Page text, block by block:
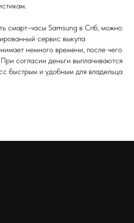
смарт-часы Samsung в Спб, можно
сервис выкупа
немного времени, после чего
согласии деньги выплачиваются
быстрым и удобным для владельца